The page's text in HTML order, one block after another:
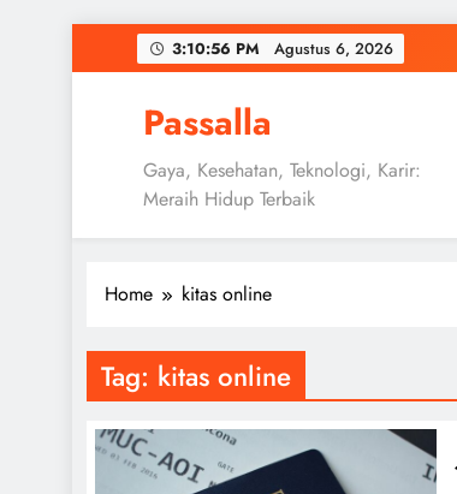
to
3:10:57 PM Agustus 6, 2026
Passalla
Gaya, Kesehatan, Teknologi, Karir:
Meraih Hidup Terbaik
Home kitas online
Tag: kitas online